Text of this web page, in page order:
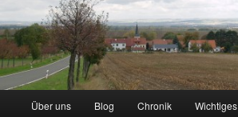
HauptmenüÜber uns Blog Chronik Wichtiges